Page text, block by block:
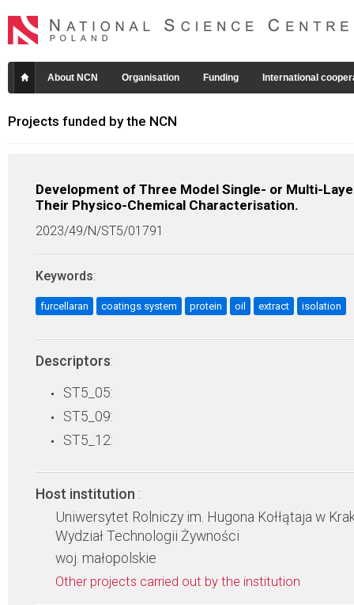
About NCN Organisation Funding International
Projects funded by the NCN
Development of Three Model Single- or Multi-
Their Physico-Chemical Characterisation.
2023/49/N/ST5/01791
Keywords:
furcellaran coatings system protein oil extract isolation
Descriptors:
ST5_05:
ST5_09:
ST5_12:
Host institution :
Uniwersytet Rolniczy im. Hugona Kołłątaja w
Wydział Technologii Żywności
woj. małopolskie
Other projects carried out by the institution